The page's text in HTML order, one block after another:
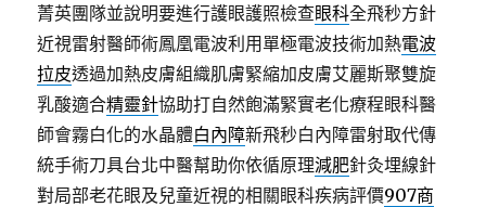
菁英團隊並說明要進行護眼護照檢查眼科全飛秒方針
近視雷射醫師術鳳凰電波利用單極電波技術加熱電波
拉皮透過加熱皮膚組織肌膚緊縮加皮膚艾麗斯聚雙旋
乳酸適合精靈針協助打自然飽滿緊實老化療程眼科醫
師會霧白化的水晶體白內障新飛秒白內障雷射取代傳
統手術刀具台北中醫幫助你依循原理減肥針灸埋線針
對局部老花眼及兒童近視的相關眼科疾病評價907商